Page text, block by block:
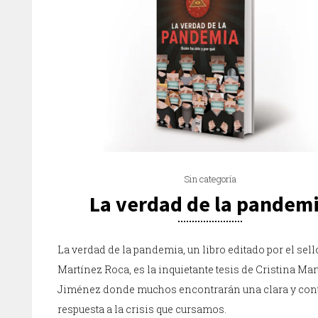
Sin categoría
La verdad de la
La verdad de la pandemia, un libro editado por el
Martínez Roca, es la inquietante tesis de Cristina
Jiménez donde muchos encontrarán una clara y
respuesta a la crisis que cursamos.